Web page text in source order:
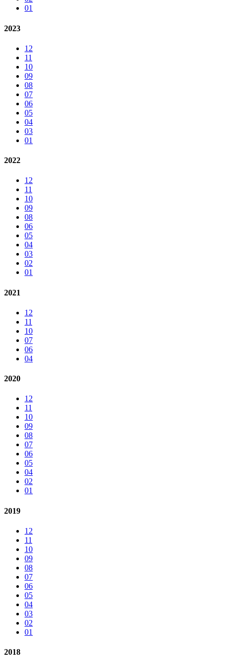
01
2023
12
11
10
09
08
07
06
05
04
03
01
2022
12
11
10
09
08
06
05
04
03
02
01
2021
12
11
10
07
06
04
2020
12
11
10
09
08
07
06
05
04
02
01
2019
12
11
10
09
08
07
06
05
04
03
02
01
2018